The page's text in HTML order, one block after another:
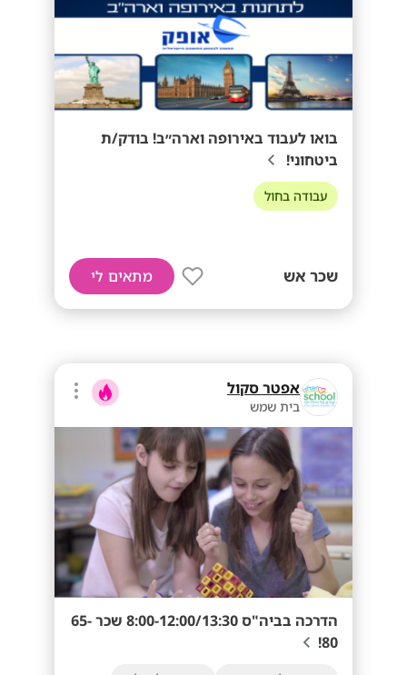
בואו לעבוד באירופה וארה״ב! בודק/ת
ביטחוני!
עבודה בחול
שכר אש מתאים לי
אפטר סקול
בית שמש
הדרכה בביה"ס 8:00-12:00/13:30 שכר 65-
80!